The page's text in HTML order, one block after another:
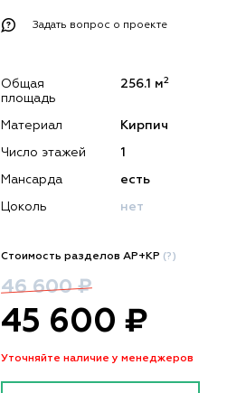
Задать вопрос о проекте
Общая
площадь
256.1 м2
Материал Кирпич
Число этажей 1
Мансарда есть
Цоколь нет
Стоимость разделов АР+КР (?)
46 600 ₽
45 600 ₽
Уточняйте наличие у менеджеров